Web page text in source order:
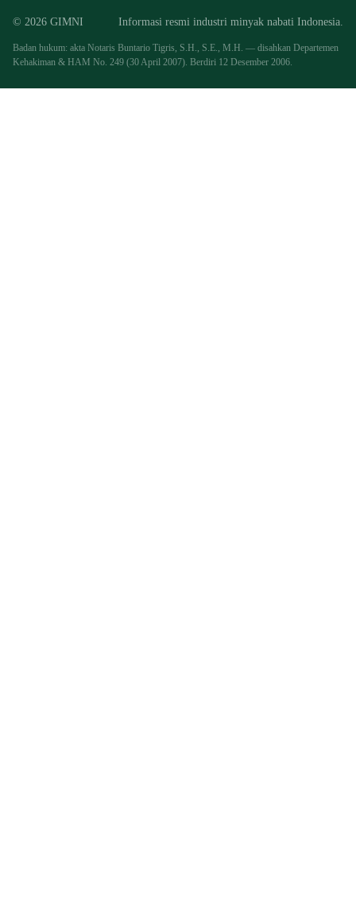
© 2026 GIMNI Informasi resmi industri minyak nabati Indonesia.
Badan hukum: akta Notaris Buntario Tigris, S.H., S.E., M.H. — disahkan Departemen
Kehakiman & HAM No. 249 (30 April 2007). Berdiri 12 Desember 2006.